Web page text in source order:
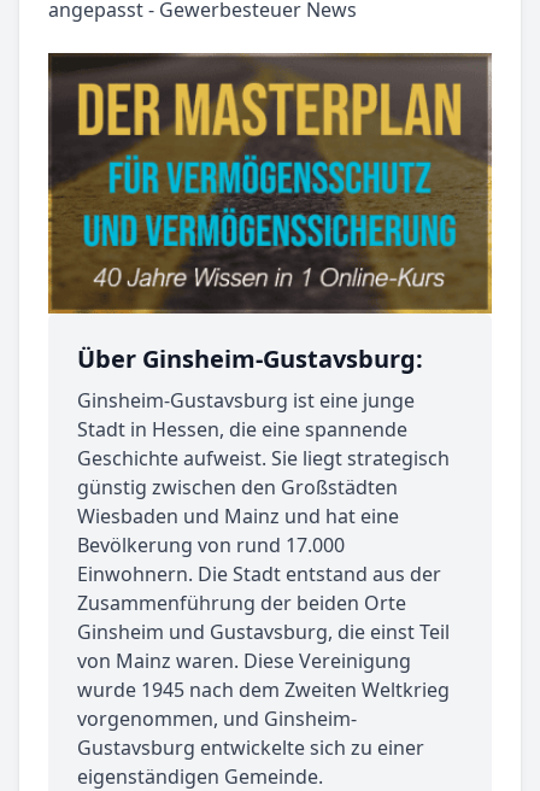
Über Ginsheim-Gustavsburg:
Ginsheim-Gustavsburg ist eine junge
Stadt in Hessen, die eine spannende
Geschichte aufweist. Sie liegt strategisch
günstig zwischen den Großstädten
Wiesbaden und Mainz und hat eine
Bevölkerung von rund 17.000
Einwohnern. Die Stadt entstand aus der
Zusammenführung der beiden Orte
Ginsheim und Gustavsburg, die einst Teil
von Mainz waren. Diese Vereinigung
wurde 1945 nach dem Zweiten Weltkrieg
vorgenommen, und Ginsheim-
Gustavsburg entwickelte sich zu einer
eigenständigen Gemeinde.